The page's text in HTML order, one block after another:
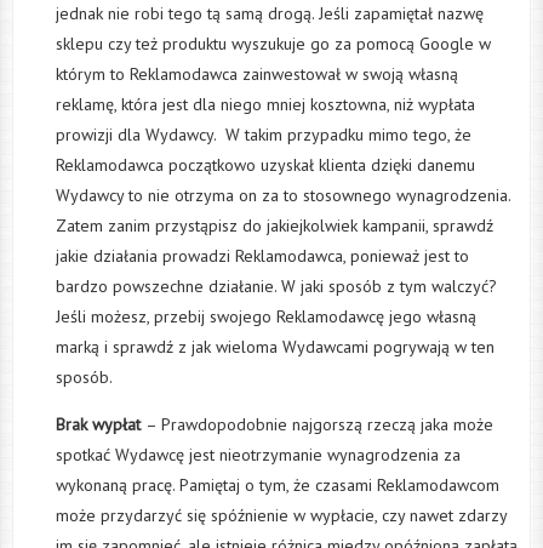
jednak nie robi tego tą samą drogą. Jeśli zapamiętał nazwę
sklepu czy też produktu wyszukuje go za pomocą Google w
którym to Reklamodawca zainwestował w swoją własną
reklamę, która jest dla niego mniej kosztowna, niż wypłata
prowizji dla Wydawcy. W takim przypadku mimo tego, że
Reklamodawca początkowo uzyskał klienta dzięki danemu
Wydawcy to nie otrzyma on za to stosownego wynagrodzenia.
Zatem zanim przystąpisz do jakiejkolwiek kampanii, sprawdź
jakie działania prowadzi Reklamodawca, ponieważ jest to
bardzo powszechne działanie. W jaki sposób z tym walczyć?
Jeśli możesz, przebij swojego Reklamodawcę jego własną
marką i sprawdź z jak wieloma Wydawcami pogrywają w ten
sposób.
Brak wypłat ­ – Prawdopodobnie najgorszą rzeczą jaka może
spotkać Wydawcę jest nieotrzymanie wynagrodzenia za
wykonaną pracę. Pamiętaj o tym, że czasami Reklamodawcom
może przydarzyć się spóźnienie w wypłacie, czy nawet zdarzy